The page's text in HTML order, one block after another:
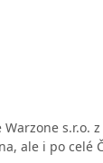
s.r.o.
ale i po celé